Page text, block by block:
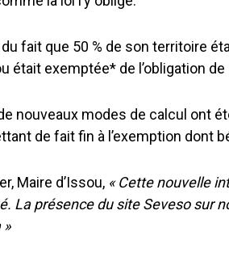
fait que 50 % de son territoire
était exemptée* de l’obligation
nouveaux modes de calcul ont
de fait fin à l’exemption dont
Maire d’Issou, « Cette nouvelle
La présence du site Seveso